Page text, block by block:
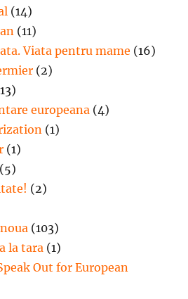
(14)
(11)
Viata pentru mame (16)
(2)
europeana (4)
(1)
(1)
(5)
(2)
(103)
la tara (1)
Out for European